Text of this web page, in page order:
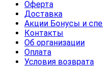
Оферта
Доставка
Акции Бонусы и
Контакты
Об организации
Оплата
Условия возврата